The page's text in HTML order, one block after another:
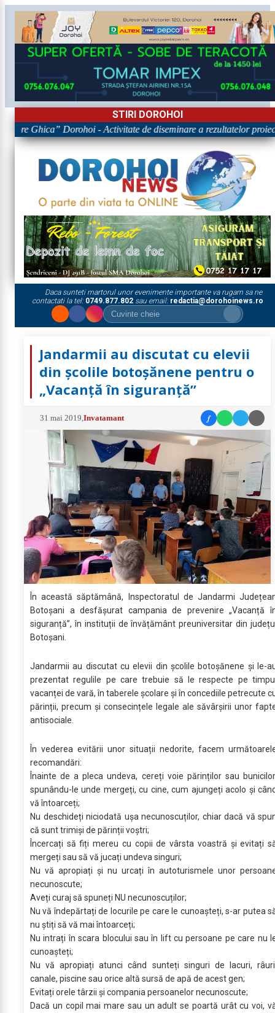
STIRI DOROHOI
Ghica” Dorohoi - Activitate de diseminare a rezultatelor
Daca sunteti martorul unor evenimente importante va rugam sa ne
contactati la tel: 0749.877.802sau email: redactia@dorohoinews.ro
Jandarmii au discutat cu elevii
din școlile botoșănene pentru o
„Vacanță în siguranță”
31 mai 2019 ,Invatamant f
În această săptămână, Inspectoratul de Jandarmi
Botoșani a desfășurat campania de prevenire „Vacanță
siguranță”, în instituții de învățământ preuniversitar din
Botoșani.
Jandarmii au discutat cu elevii din școlile botoșănene și le-
prezentat regulile pe care trebuie să le respecte pe
vacanței de vară, în taberele școlare și în concediile petrecute
părinții, precum și consecințele legale ale săvârșirii unor
antisociale.
În vederea evitării unor situații nedorite, facem
recomandări:
Înainte de a pleca undeva, cereți voie părinților sau
spunându-le unde mergeți, cu cine, cum ajungeți acolo și
vă întoarceți;
Nu deschideți niciodată ușa necunoscuților, chiar dacă vă
că sunt trimiși de părinții voștri;
Încercați să fiți mereu cu copii de vârsta voastră și evitați
mergeți sau să vă jucați undeva singuri;
Nu vă apropiați și nu urcați în autoturismele unor
necunoscute;
Aveți curaj să spuneți NU necunoscuților;
Nu vă îndepărtați de locurile pe care le cunoașteți, s-ar putea
nu știți să vă mai întoarceți;
Nu intrați în scara blocului sau în lift cu persoane pe care nu
cunoașteți;
Nu vă apropiați atunci când sunteți singuri de lacuri,
canale, piscine sau orice altă sursă de apă de acest gen;
Evitați orele târzii și compania persoanelor necunoscute;
Dacă un copil mai mare sau un adult se poartă urât cu voi,